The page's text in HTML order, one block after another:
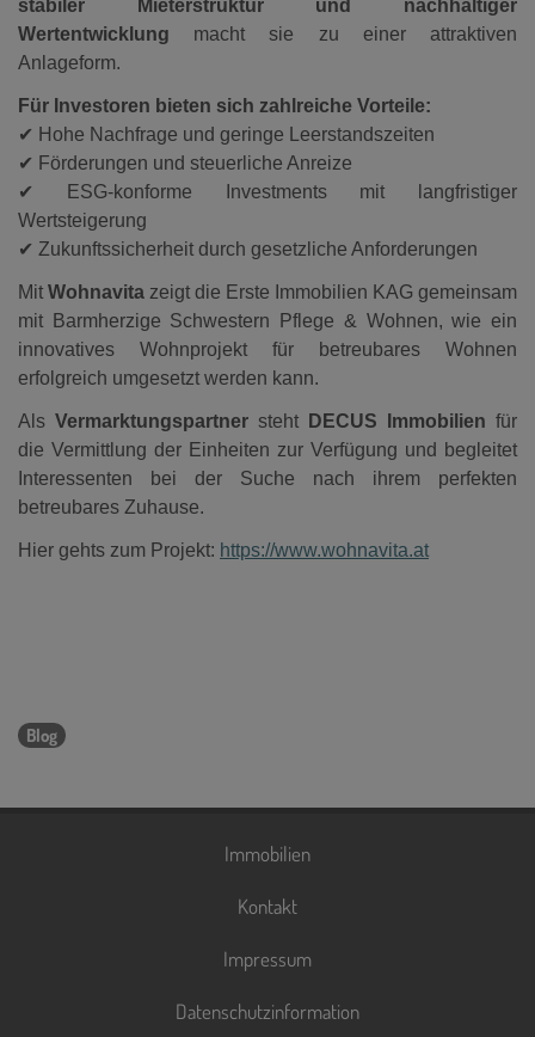
stabiler Mieterstruktur und nachhaltiger
Wertentwicklung macht sie zu einer attraktiven
Anlageform.
Für Investoren bieten sich zahlreiche Vorteile:
✔ Hohe Nachfrage und geringe Leerstandszeiten
✔ Förderungen und steuerliche Anreize
✔ ESG-konforme Investments mit langfristiger
Wertsteigerung
✔ Zukunftssicherheit durch gesetzliche Anforderungen
Mit Wohnavita zeigt die Erste Immobilien KAG gemeinsam
mit Barmherzige Schwestern Pflege & Wohnen, wie ein
innovatives Wohnprojekt für betreubares Wohnen
erfolgreich umgesetzt werden kann.
Als Vermarktungspartner steht DECUS Immobilien für
die Vermittlung der Einheiten zur Verfügung und begleitet
Interessenten bei der Suche nach ihrem perfekten
betreubares Zuhause.
Hier gehts zum Projekt: https://www.wohnavita.at
Blog
Immobilien
Kontakt
Impressum
Datenschutzinformation